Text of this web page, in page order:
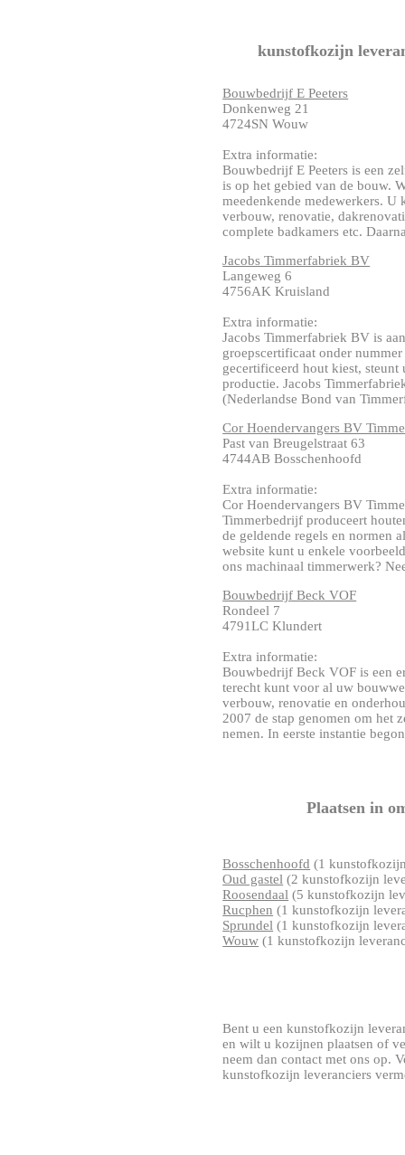
kunstofkozijn
Bouwbedrijf E Peeters
Donkenweg 21
4724SN Wouw
Extra informatie:
Bouwbedrijf E Peeters is een
is op het gebied van de bouw.
meedenkende medewerkers.
verbouw, renovatie,
complete badkamers etc.
Jacobs Timmerfabriek BV
Langeweg 6
4756AK Kruisland
Extra informatie:
Jacobs Timmerfabriek BV is
groepscertificaat onder
gecertificeerd hout kiest, steunt
productie. Jacobs
(Nederlandse Bond van
Cor Hoendervangers BV
Past van Breugelstraat 63
4744AB Bosschenhoofd
Extra informatie:
Cor Hoendervangers BV
Timmerbedrijf produceert
de geldende regels en normen
website kunt u enkele
ons machinaal timmerwerk?
Bouwbedrijf Beck VOF
Rondeel 7
4791LC Klundert
Extra informatie:
Bouwbedrijf Beck VOF is een
terecht kunt voor al uw
verbouw, renovatie en
2007 de stap genomen om het
nemen. In eerste instantie
Plaatsen in
Bosschenhoofd (1
Oud gastel (2 kunstofkozijn
Roosendaal (5 kunstofkozijn
Rucphen (1 kunstofkozijn
Sprundel (1 kunstofkozijn
Wouw (1 kunstofkozijn
Bent u een kunstofkozijn
en wilt u kozijnen plaatsen of
neem dan contact met ons op.
kunstofkozijn leveranciers